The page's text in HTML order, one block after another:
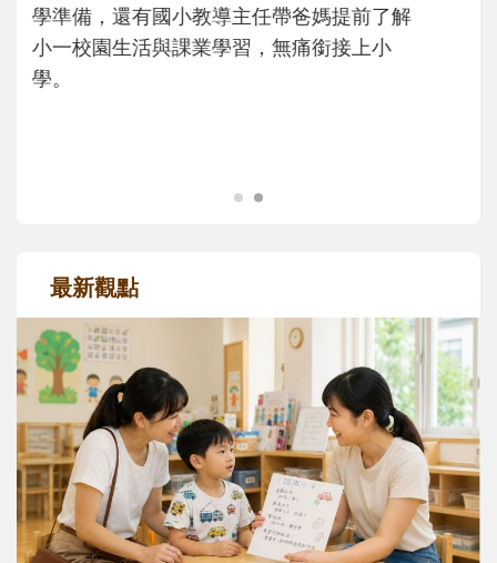
大。從給予安全感的肢體遊戲，到獨立自
主、角色認同及解決問題的能力養成。爸爸
正嘗試用不同的模樣，參與孩子每個重要的
最新觀點